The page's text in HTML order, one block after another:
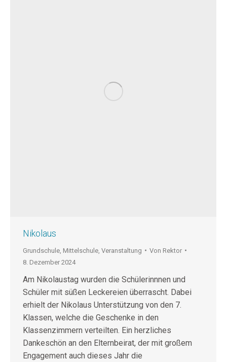
Nikolaus
Grundschule Mittelschule Veranstaltung Von Rektor
8. Dezember 2024
Am Nikolaustag wurden die Schülerinnnen und
Schüler mit süßen Leckereien überrascht. Dabei
erhielt der Nikolaus Unterstützung von den 7.
Klassen, welche die Geschenke in den
Klassenzimmern verteilten. Ein herzliches
Dankeschön an den Elternbeirat, der mit großem
Engagement auch dieses Jahr die